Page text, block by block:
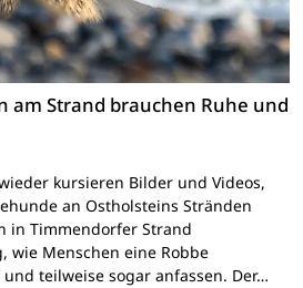
am Strand brauchen Ruhe und
kursieren Bilder und Videos,
an Ostholsteins Stränden
in Timmendorfer Strand
wie Menschen eine Robbe
teilweise sogar anfassen. Der…